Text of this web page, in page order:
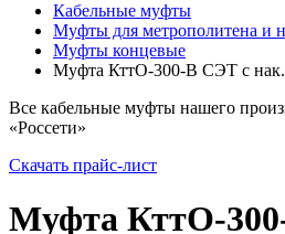
Кабельные муфты
Муфты для метрополитена и
Муфты концевые
Муфта КттО-300-В СЭТ с
Все кабельные муфты нашего
«Россети»
Скачать прайс-лист
Муфта КттО-